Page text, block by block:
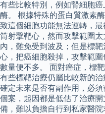
有些比較特別，例如腎細胞
酶。 根據特殊的蛋白質激素
致這個細胞功能無法運轉，
筒射擊靶心，然而攻擊範圍
內，難免受到波及；但是標
心，把癌細胞殺掉，攻擊範
數量便不多。 面對癌症，標
有些標靶治療仍屬比較新的
確定未來是否有副作用，必
個案，起因都是低估了治療
備，難以負擔自行到私家醫